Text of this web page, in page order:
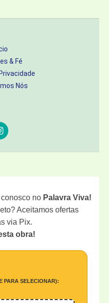
& Fé
Nós
no Palavra Viva!
Aceitamos ofertas
via Pix.
obra!
PARA SELECIONAR):